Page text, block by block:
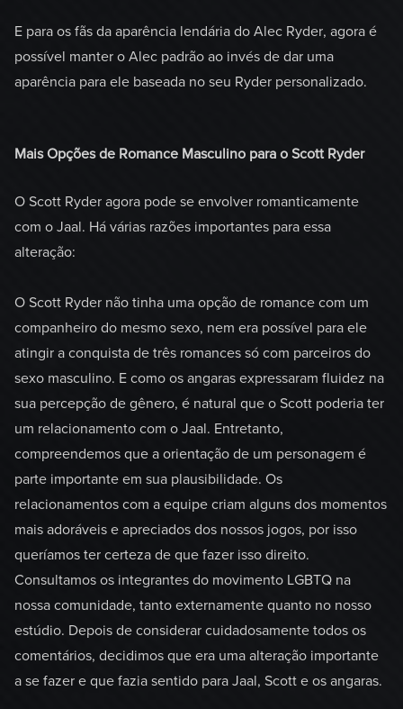
E para os fãs da aparência lendária do Alec Ryder, agora é
possível manter o Alec padrão ao invés de dar uma
aparência para ele baseada no seu Ryder personalizado.
Mais Opções de Romance Masculino para o Scott Ryder
O Scott Ryder agora pode se envolver romanticamente
com o Jaal. Há várias razões importantes para essa
alteração:
O Scott Ryder não tinha uma opção de romance com um
companheiro do mesmo sexo, nem era possível para ele
atingir a conquista de três romances só com parceiros do
sexo masculino. E como os angaras expressaram fluidez na
sua percepção de gênero, é natural que o Scott poderia ter
um relacionamento com o Jaal. Entretanto,
compreendemos que a orientação de um personagem é
parte importante em sua plausibilidade. Os
relacionamentos com a equipe criam alguns dos momentos
mais adoráveis e apreciados dos nossos jogos, por isso
queríamos ter certeza de que fazer isso direito.
Consultamos os integrantes do movimento LGBTQ na
nossa comunidade, tanto externamente quanto no nosso
estúdio. Depois de considerar cuidadosamente todos os
comentários, decidimos que era uma alteração importante
a se fazer e que fazia sentido para Jaal, Scott e os angaras.